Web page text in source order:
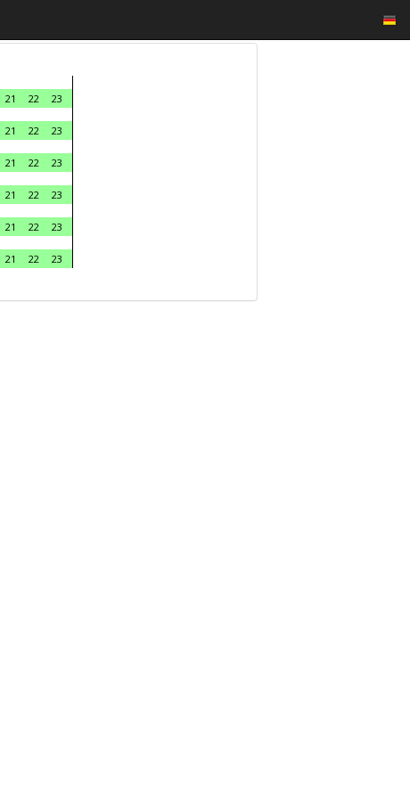
21 22
23
21 22
23
21 22
23
21 22
23
21 22
23
21 22
23